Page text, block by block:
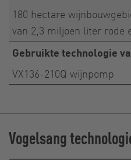
180 hectare
van 2,3 miljoen liter rode
Gebruikte technologie
VX136-210Q wijnpomp
Vogelsang